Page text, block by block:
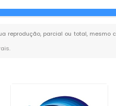
reprodução, parcial ou total, mesmo
.